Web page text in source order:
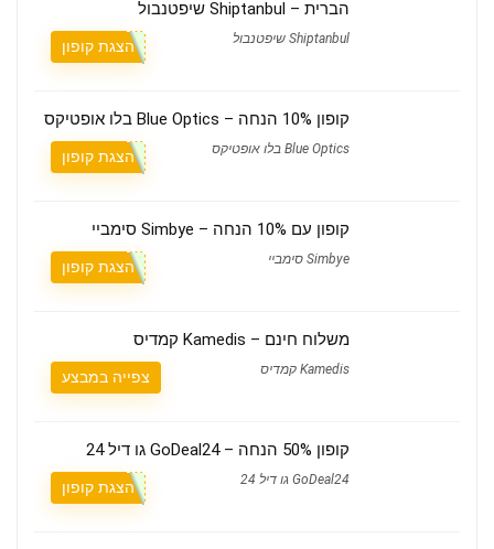
הברית – Shiptanbul שיפטנבול
Shiptanbul שיפטנבול הצגת קופון
קופון 10% הנחה – Blue Optics בלו אופטיקס
Blue Optics בלו אופטיקס הצגת קופון
קופון עם 10% הנחה – Simbye סימביי
Simbye סימביי הצגת קופון
משלוח חינם – Kamedis קמדיס
Kamedis קמדיס צפייה במבצע
קופון 50% הנחה – GoDeal24 גו דיל 24
GoDeal24 גו דיל 24 הצגת קופון